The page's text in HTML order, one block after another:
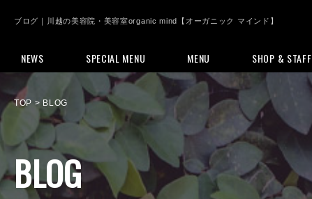
ブログ｜川越の美容院・美容室organic mind【オーガニック マインド】
NEWS SPECIAL MENU MENU SHOP & STAFF
TOP > BLOG
BLOG